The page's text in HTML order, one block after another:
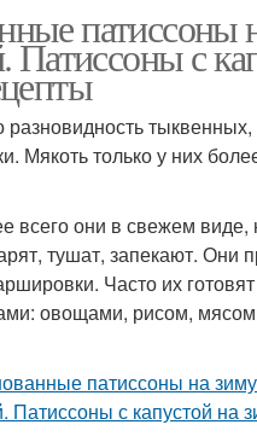
патиссоны
Патиссоны с
тыквенных,
Мякоть только у них
всего они в свежем виде,
тушат, запекают. Они
Часто их
овощами, рисом,